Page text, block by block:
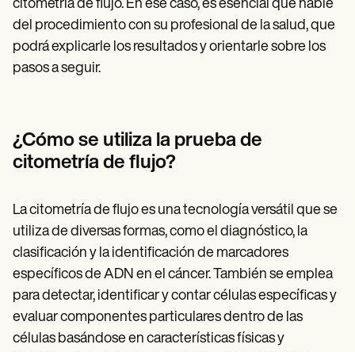
citometría de flujo. En ese caso, es esencial que hable
del procedimiento con su profesional de la salud, que
podrá explicarle los resultados y orientarle sobre los
pasos a seguir.
¿Cómo se utiliza la prueba de
citometría de flujo?
La citometría de flujo es una tecnología versátil que se
utiliza de diversas formas, como el diagnóstico, la
clasificación y la identificación de marcadores
específicos de ADN en el cáncer. También se emplea
para detectar, identificar y contar células específicas y
evaluar componentes particulares dentro de las
células basándose en características físicas y